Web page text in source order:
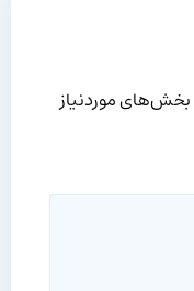
بخش‌های موردنیاز